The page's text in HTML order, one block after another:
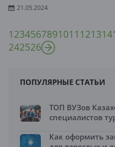
21.05.2024
1234567891011 121314
242526
ПОПУЛЯРНЫЕ СТАТЬИ
ТОП ВУЗов
специалистов
Как оформить